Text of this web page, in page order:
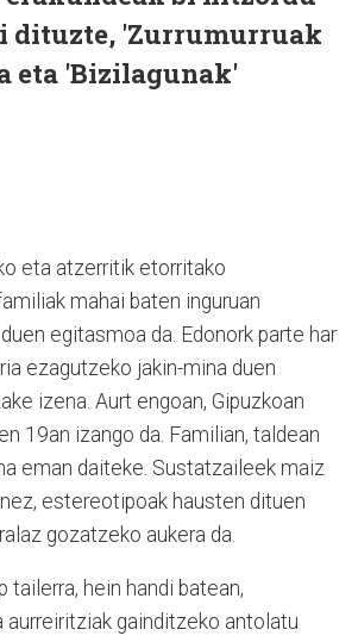
dituzte, 'Zurrumurruak
eta 'Bizilagunak'
eta atzerritik etorritako
mahai baten inguruan
egitasmoa da. Edonork parte har
ezagutzeko jakin-mina duen
izena. Aurt engoan, Gipuzkoan
19an izango da. Familian, taldean
eman daiteke. Sustatzaileek maiz
estereotipoak hausten dituen
gozatzeko aukera da.
tailerra, hein handi batean,
gainditzeko antolatu